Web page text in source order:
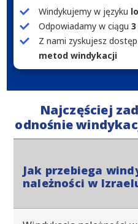
Windykujemy w języku
Odpowiadamy w ciągu
Z nami zyskujesz
metod windykacji
Najczęściej
odnośnie
Jak przebiega
należności w